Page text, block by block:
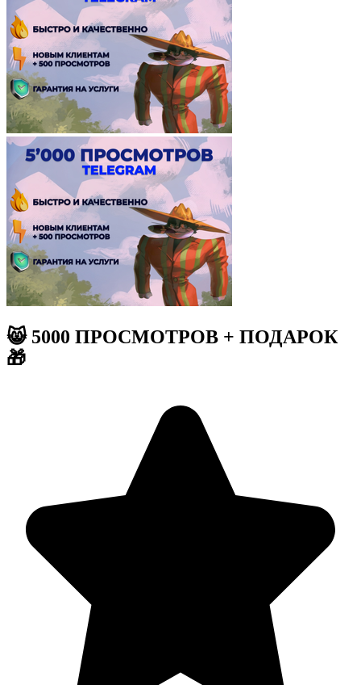
😸 5000 ПРОСМОТРОВ + ПОДАРОК
🎁